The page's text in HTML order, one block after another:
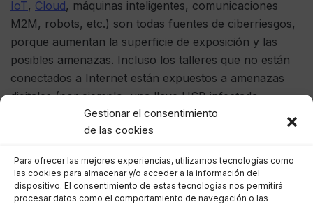
Gestionar el consentimiento
de las cookies
Para ofrecer las mejores experiencias, utilizamos tecnologías como
las cookies para almacenar y/o acceder a la información del
dispositivo. El consentimiento de estas tecnologías nos permitirá
procesar datos como el comportamiento de navegación o las
IoT, Cloud, máquinas inteligentes, comunicaciones
M2M, robots, etc.) son todas fuentes de ciberriesgos,
porque aumentan la superficie de exposición y las
posibles amenazas. Incluso los talleres que no están
conectados a Internet están expuestos a amenazas
digitales (por ejemplo, una llave USB infectada
conectada a un equipo de producción,
para su mantenimiento o transferencia de datos). Los
los principales objetivos de los ciberataques en la
actualidad.